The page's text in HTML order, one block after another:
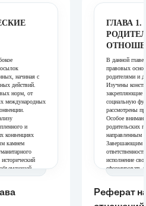
начиная с
действий.
норм, от
международных
и
конвенциях
камнем
для
ГЛАВА
В данной главе
правовых
родителями и
Изучены
закрепляющие
социальную
рассмотрены
Особое
родительских
направленным
Завершающим
исполнение
сформировать
правовом
ГЛАВА
Реферат